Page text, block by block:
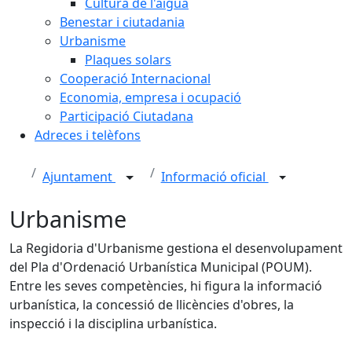
Benestar i ciutadania
Urbanisme
Plaques solars
Cooperació Internacional
Economia, empresa i ocupació
Participació Ciutadana
Adreces i telèfons
Ajuntament Informació oficial
Urbanisme
La Regidoria d'Urbanisme gestiona el desenvolupament
del Pla d'Ordenació Urbanística Municipal (POUM).
Entre les seves competències, hi figura la informació
urbanística, la concessió de llicències d'obres, la
inspecció i la disciplina urbanística.